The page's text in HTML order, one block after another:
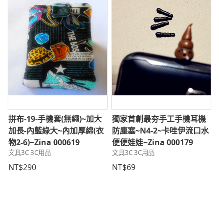
拼布-19-手機套(無繩)~加大
加長-內藍綠大~內加厚綿(衣
物2-6)~Zina 000619
文具3C 3C用品
NT$290
獨家首創最夯手工手機耳機
防塵塞~N4-2~卡哇伊流口水
便便娃娃~Zina 000179
文具3C 3C用品
NT$69